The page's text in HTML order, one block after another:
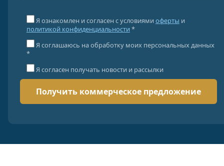
Я ознакомлен и согласен с условиями оферты и
политикой конфиденциальности *
Я соглашаюсь на обработку моих персональных данных
*
Я согласен получать новости и рассылки